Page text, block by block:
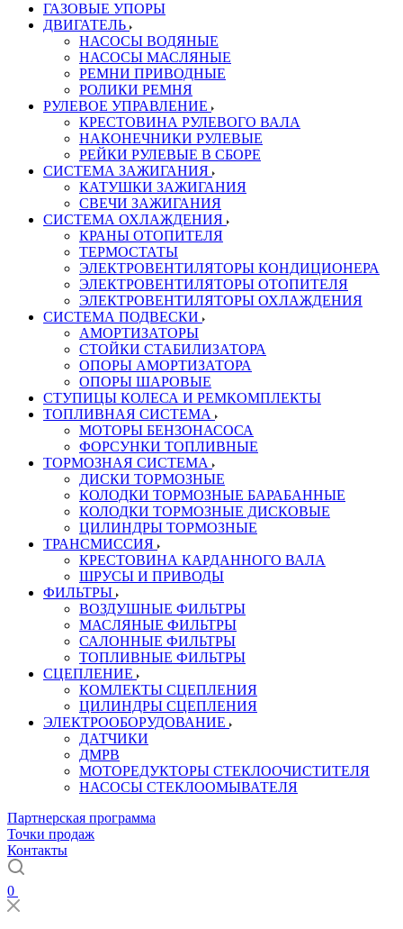
ГАЗОВЫЕ УПОРЫ
ДВИГАТЕЛЬ
НАСОСЫ ВОДЯНЫЕ
НАСОСЫ МАСЛЯНЫЕ
РЕМНИ ПРИВОДНЫЕ
РОЛИКИ РЕМНЯ
РУЛЕВОЕ УПРАВЛЕНИЕ
КРЕСТОВИНА РУЛЕВОГО ВАЛА
НАКОНЕЧНИКИ РУЛЕВЫЕ
РЕЙКИ РУЛЕВЫЕ В СБОРЕ
СИСТЕМА ЗАЖИГАНИЯ
КАТУШКИ ЗАЖИГАНИЯ
СВЕЧИ ЗАЖИГАНИЯ
СИСТЕМА ОХЛАЖДЕНИЯ
КРАНЫ ОТОПИТЕЛЯ
ТЕРМОСТАТЫ
ЭЛЕКТРОВЕНТИЛЯТОРЫ КОНДИЦИОНЕРА
ЭЛЕКТРОВЕНТИЛЯТОРЫ ОТОПИТЕЛЯ
ЭЛЕКТРОВЕНТИЛЯТОРЫ ОХЛАЖДЕНИЯ
СИСТЕМА ПОДВЕСКИ
АМОРТИЗАТОРЫ
СТОЙКИ СТАБИЛИЗАТОРА
ОПОРЫ АМОРТИЗАТОРА
ОПОРЫ ШАРОВЫЕ
СТУПИЦЫ КОЛЕСА И РЕМКОМПЛЕКТЫ
ТОПЛИВНАЯ СИСТЕМА
МОТОРЫ БЕНЗОНАСОСА
ФОРСУНКИ ТОПЛИВНЫЕ
ТОРМОЗНАЯ СИСТЕМА
ДИСКИ ТОРМОЗНЫЕ
КОЛОДКИ ТОРМОЗНЫЕ БАРАБАННЫЕ
КОЛОДКИ ТОРМОЗНЫЕ ДИСКОВЫЕ
ЦИЛИНДРЫ ТОРМОЗНЫЕ
ТРАНСМИССИЯ
КРЕСТОВИНА КАРДАННОГО ВАЛА
ШРУСЫ И ПРИВОДЫ
ФИЛЬТРЫ
ВОЗДУШНЫЕ ФИЛЬТРЫ
МАСЛЯНЫЕ ФИЛЬТРЫ
САЛОННЫЕ ФИЛЬТРЫ
ТОПЛИВНЫЕ ФИЛЬТРЫ
СЦЕПЛЕНИЕ
КОМЛЕКТЫ СЦЕПЛЕНИЯ
ЦИЛИНДРЫ СЦЕПЛЕНИЯ
ЭЛЕКТРООБОРУДОВАНИЕ
ДАТЧИКИ
ДМРВ
МОТОРЕДУКТОРЫ СТЕКЛООЧИСТИТЕЛЯ
НАСОСЫ СТЕКЛООМЫВАТЕЛЯ
Партнерская программа
Точки продаж
Контакты
0